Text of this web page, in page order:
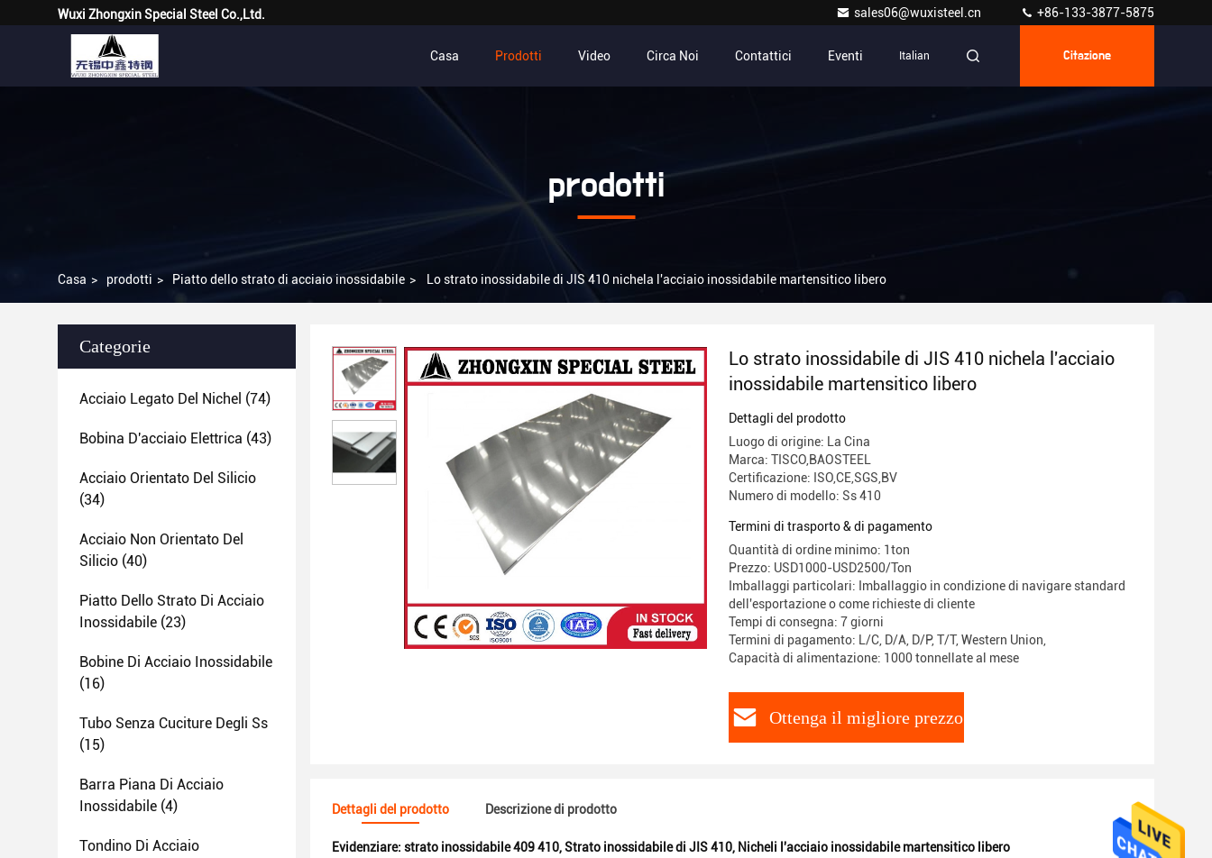
Wuxi Zhongxin Special Steel Co.,Ltd. sales06@wuxisteel.cn +86-133-3877-5875
Casa Prodotti Video Circa Noi Contattici Eventi Italian Citazione
prodotti
Casa > prodotti > Piatto dello strato di acciaio inossidabile > Lo strato inossidabile di JIS 410 nichela l'acciaio inossidabile martensitico libero
Categorie
Acciaio Legato Del Nichel (74)
Bobina D'acciaio Elettrica (43)
Acciaio Orientato Del Silicio
(34)
Acciaio Non Orientato Del
Silicio (40)
Piatto Dello Strato Di Acciaio
Inossidabile (23)
Bobine Di Acciaio Inossidabile
(16)
Tubo Senza Cuciture Degli Ss
(15)
Barra Piana Di Acciaio
Inossidabile (4)
Tondino Di Acciaio
Lo strato inossidabile di JIS 410 nichela l'acciaio
inossidabile martensitico libero
Dettagli del prodotto
Luogo di origine: La Cina
Marca: TISCO,BAOSTEEL
Certificazione: ISO,CE,SGS,BV
Numero di modello: Ss 410
Termini di trasporto & di pagamento
Quantità di ordine minimo: 1ton
Prezzo: USD1000-USD2500/Ton
Imballaggi particolari: Imballaggio in condizione di navigare standard
dell'esportazione o come richieste di cliente
Tempi di consegna: 7 giorni
Termini di pagamento: L/C, D/A, D/P, T/T, Western Union,
Capacità di alimentazione: 1000 tonnellate al mese
Ottenga il migliore prezzo
Dettagli del prodotto Descrizione di prodotto
Evidenziare: strato inossidabile 409 410,Strato inossidabile di JIS 410, Nicheli l'acciaio inossidabile martensitico libero